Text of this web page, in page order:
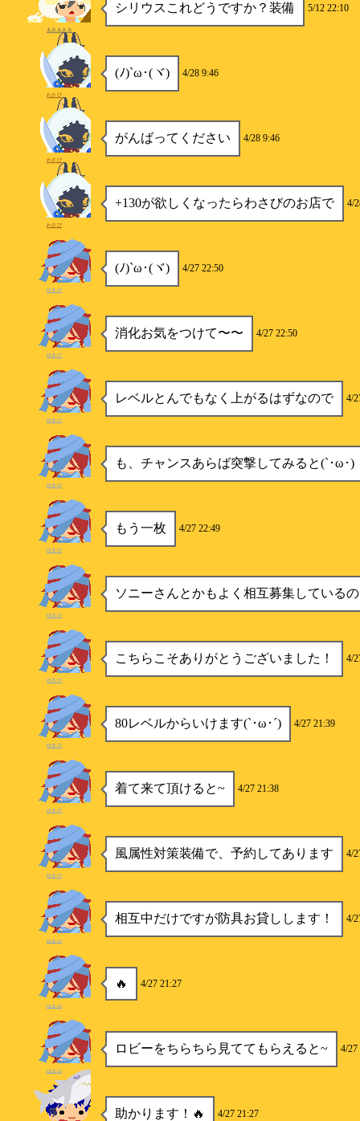
シリウスこれどうですか？装備 5/12 22:10
あああああ
(ﾉ)`ω･(ヾ) 4/28 9:46
わさび
がんばってください 4/28 9:46
わさび
+130が欲しくなったらわさびのお店で 4/
わさび
(ﾉ)`ω･(ヾ) 4/27 22:50
ゆきの
消化お気をつけて〜〜 4/27 22:50
ゆきの
レベルとんでもなく上がるはずなので 4/
ゆきの
も、チャンスあらば突撃してみると(`･ω･)
ゆきの
もう一枚 4/27 22:49
ゆきの
ソニーさんとかもよく相互募集している
ゆきの
こちらこそありがとうございました！ 4/
ゆきの
80レベルからいけます(`･ω･´) 4/27 21:39
ゆきの
着て来て頂けると~ 4/27 21:38
ゆきの
風属性対策装備で、予約してあります 4/
ゆきの
相互中だけですが防具お貸しします！ 4/
ゆきの
🔥 4/27 21:27
ゆきの
ロビーをちらちら見ててもらえると~ 4/27
ゆきの
助かります！🔥 4/27 21:27